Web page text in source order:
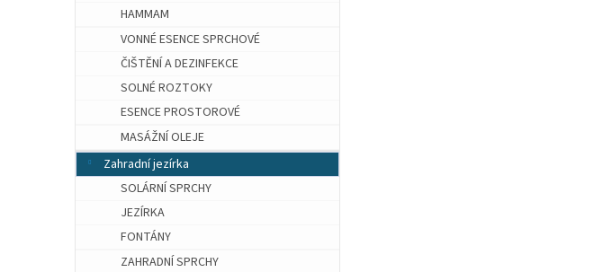
HAMMAM
VONNÉ ESENCE SPRCHOVÉ
ČIŠTĚNÍ A DEZINFEKCE
SOLNÉ ROZTOKY
ESENCE PROSTOROVÉ
MASÁŽNÍ OLEJE
Zahradní jezírka
SOLÁRNÍ SPRCHY
JEZÍRKA
FONTÁNY
ZAHRADNÍ SPRCHY